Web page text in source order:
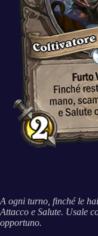
A ogni turno, finché le
Attacco e Salute. Usale
opportuno.